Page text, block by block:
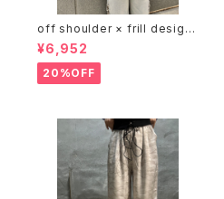
off shoulder × frill design
tops トップス オフショルダー フ
リル
¥6,952
20%OFF